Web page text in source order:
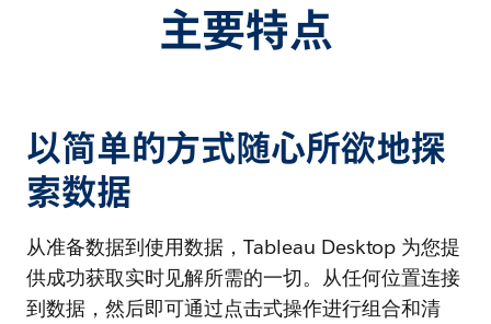
主要特点
以简单的方式随心所欲地探
索数据
从准备数据到使用数据，Tableau Desktop 为您提
供成功获取实时见解所需的一切。从任何位置连接
到数据，然后即可通过点击式操作进行组合和清